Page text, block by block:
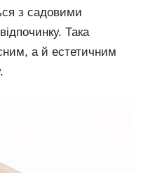
з садовими
Така
а й естетичним